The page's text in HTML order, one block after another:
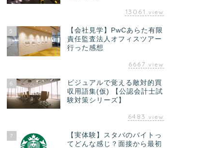
13061 view
5
【会社見学】PwCあらた有限
責任監査法人オフィスツアー
行った感想
6667 view
6
ビジュアルで覚える敵対的買
収用語集(仮) 【公認会計士試
験対策シリーズ】
6483 view
7
【実体験】スタバのバイトっ
てどんな感じ？面接から最初